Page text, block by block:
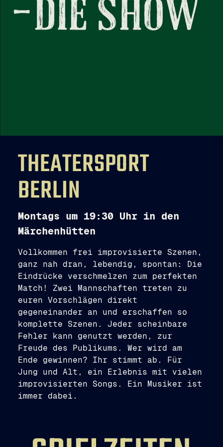
THEATERSPORT
BERLIN
Montags um 19:30 Uhr in den
Märchenhütten
Vollkommen frei improvisierte Szenen,
ganz nah dran, lebendig, spontan: Die
Eindrücke verschmelzen zum perfekten
Match! Zwei Mannschaften treten zu
euren Vorschlägen direkt
gegeneinander an und erschaffen so
komplette Szenen. Jeder scheinbare
Fehler kann genutzt werden, zur
Freude des Publikums. Wer wird am
Ende gewinnen? Ihr stimmt ab. Für
Jung und Alt, ein Erlebnis mit vielen
improvisierten Songs. Ein Musiker ist
immer dabei.